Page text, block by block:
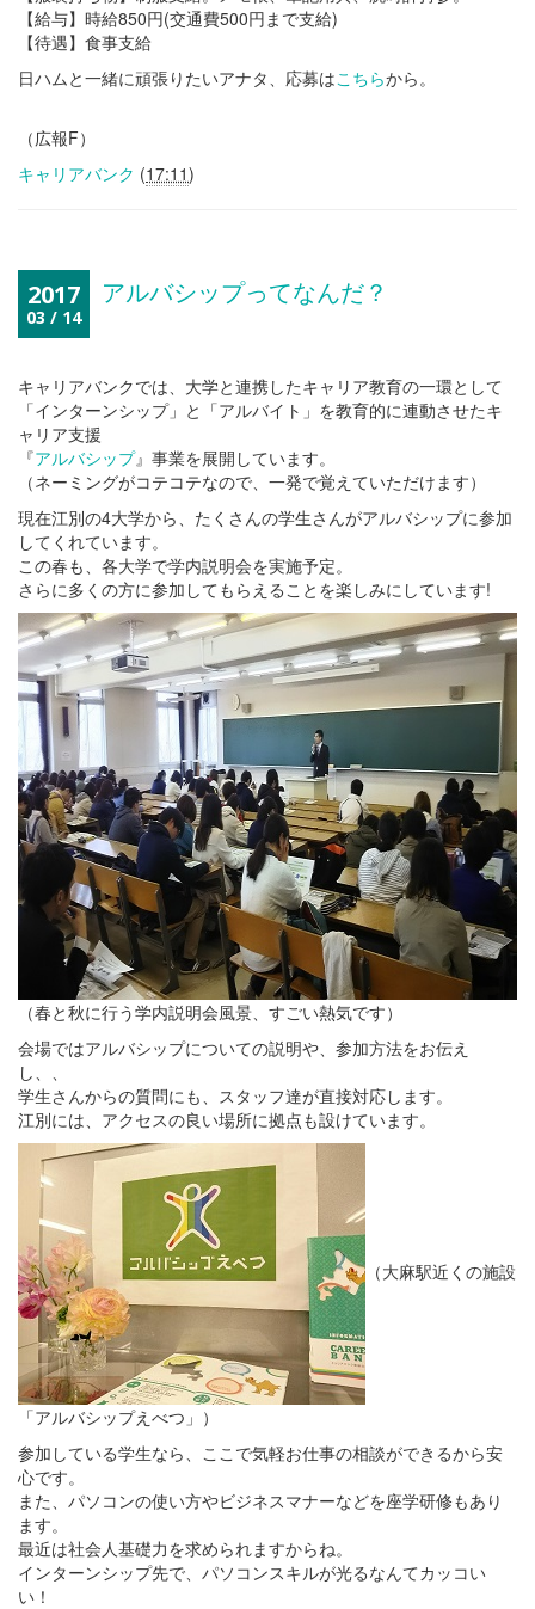
【給与】時給850円(交通費500円まで支給)
【待遇】食事支給
日ハムと一緒に頑張りたいアナタ、応募はこちらから。
（広報F）
キャリアバンク (17:11)
2017
03 / 14
アルバシップってなんだ？
キャリアバンクでは、大学と連携したキャリア教育の一環として
「インターンシップ」と「アルバイト」を教育的に連動させたキ
ャリア支援
『アルバシップ』事業を展開しています。
（ネーミングがコテコテなので、一発で覚えていただけます）
現在江別の4大学から、たくさんの学生さんがアルバシップに参加
してくれています。
この春も、各大学で学内説明会を実施予定。
さらに多くの方に参加してもらえることを楽しみにしています!
（春と秋に行う学内説明会風景、すごい熱気です）
会場ではアルバシップについての説明や、参加方法をお伝え
し、、
学生さんからの質問にも、スタッフ達が直接対応します。
江別には、アクセスの良い場所に拠点も設けています。
（大麻駅近くの施設
「アルバシップえべつ」）
参加している学生なら、ここで気軽お仕事の相談ができるから安
心です。
また、パソコンの使い方やビジネスマナーなどを座学研修もあり
ます。
最近は社会人基礎力を求められますからね。
インターンシップ先で、パソコンスキルが光るなんてカッコい
い！